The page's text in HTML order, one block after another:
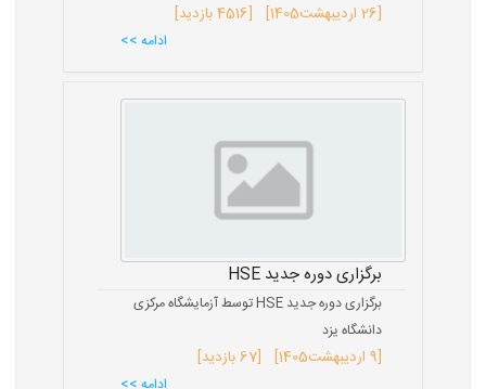
[26 اردیبهشت 1405] [4516 بازدید]
ادامه >>
برگزاری دوره جدید HSE
برگزاری دوره جدید HSE توسط آزمایشگاه مرکزی
دانشگاه یزد
[9 اردیبهشت 1405] [67 بازدید]